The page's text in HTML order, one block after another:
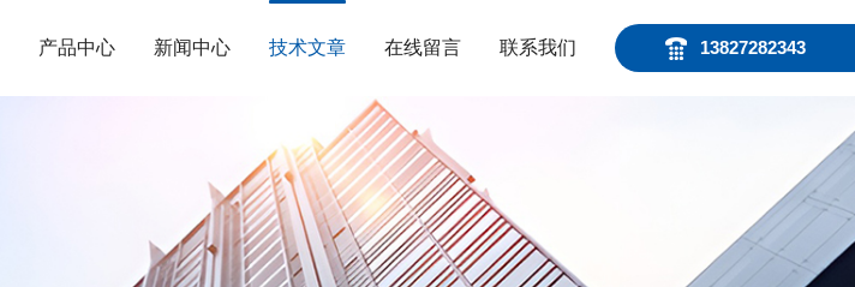
13827282343
产品中心 新闻中心 技术文章 在线留言 联系我们